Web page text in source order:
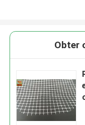
Obter